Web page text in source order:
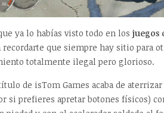
ya lo habías visto todo en los juegos
recordarte que siempre hay sitio para
totalmente ilegal pero glorioso.
de isTom Games acaba de aterrizar
si prefieres apretar botones físicos)